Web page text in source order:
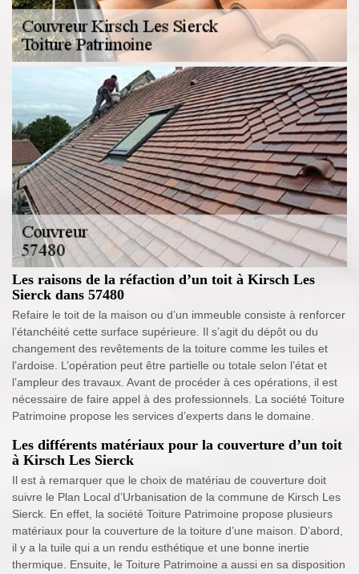
Les raisons de la réfaction d’un toit à Kirsch Les
Sierck dans 57480
Refaire le toit de la maison ou d’un immeuble consiste à renforcer
l’étanchéité cette surface supérieure. Il s’agit du dépôt ou du
changement des revêtements de la toiture comme les tuiles et
l’ardoise. L’opération peut être partielle ou totale selon l’état et
l’ampleur des travaux. Avant de procéder à ces opérations, il est
nécessaire de faire appel à des professionnels. La société Toiture
Patrimoine propose les services d’experts dans le domaine.
Les différents matériaux pour la couverture d’un toit
à Kirsch Les Sierck
Il est à remarquer que le choix de matériau de couverture doit
suivre le Plan Local d’Urbanisation de la commune de Kirsch Les
Sierck. En effet, la société Toiture Patrimoine propose plusieurs
matériaux pour la couverture de la toiture d’une maison. D’abord,
il y a la tuile qui a un rendu esthétique et une bonne inertie
thermique. Ensuite, le Toiture Patrimoine a aussi en sa disposition